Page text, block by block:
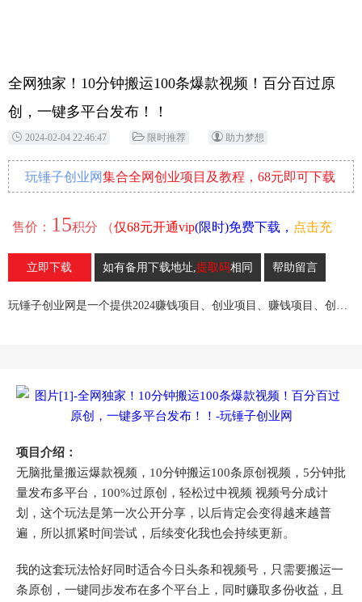
全网独家！10分钟搬运100条爆款视频！百分百过原
创，一键多平台发布！！
2024-02-04 22:46:47 限时推荐 助力梦想
玩锤子创业网集合全网创业项目及教程，68元即可下载
售价： 15积分 （仅68元开通vip(限时)免费下载， 点击充
）
立即下载 如有备用下载地址,提取码相同 帮助留言
玩锤子创业网是一个提供2024赚钱项目、创业项目、赚钱项目、创业赚钱教程、引流教程的创业网,欢迎来玩锤子创业网！
项目介绍：
无脑批量搬运爆款视频，10分钟搬运100条原创视频，5分钟批
量发布多平台，100%过原创，轻松过中视频 视频号分成计
划，这个玩法是第一次公开分享，以后肯定会变得越来越普
遍，所以抓紧时间尝试，后续变化我也会持续更新。
我的这套玩法恰好同时适合今日头条和视频号，只需要搬运一
条原创，一键同步发布在多个平台上，同时赚取多份收益，且